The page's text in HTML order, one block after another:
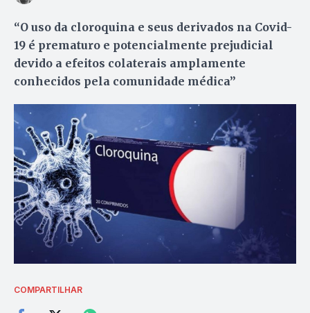
“O uso da cloroquina e seus derivados na Covid-
19 é prematuro e potencialmente prejudicial
devido a efeitos colaterais amplamente
conhecidos pela comunidade médica”
COMPARTILHAR